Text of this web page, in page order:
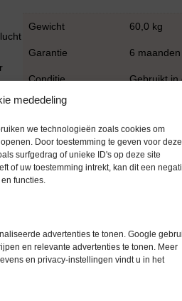
mededeling
we technologieën zoals cookies om
Door toestemming te geven voor deze
surfgedrag of unieke ID's op deze site
of uw toestemming intrekt, kan dit een
functies.
advertenties te tonen. Google
en relevante advertenties te tonen. Meer
en privacy-instellingen vindt u in het
Gewicht 60,0 kg
Garantie 6 maanden
Conditie Gebruikt in
Merk